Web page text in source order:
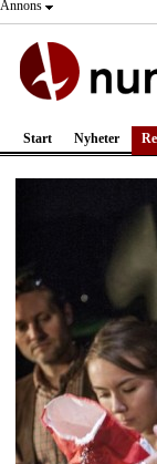
Annons
Start Nyheter